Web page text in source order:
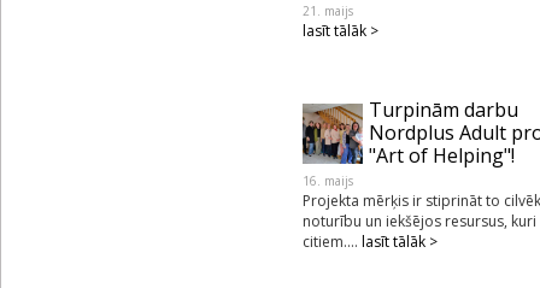
21. maijs
lasīt tālāk >
Turpinām darbu
Nordplus Adult
"Art of Helping"!
16. maijs
Projekta mērķis ir stiprināt to
noturību un iekšējos resursus,
citiem.... lasīt tālāk >